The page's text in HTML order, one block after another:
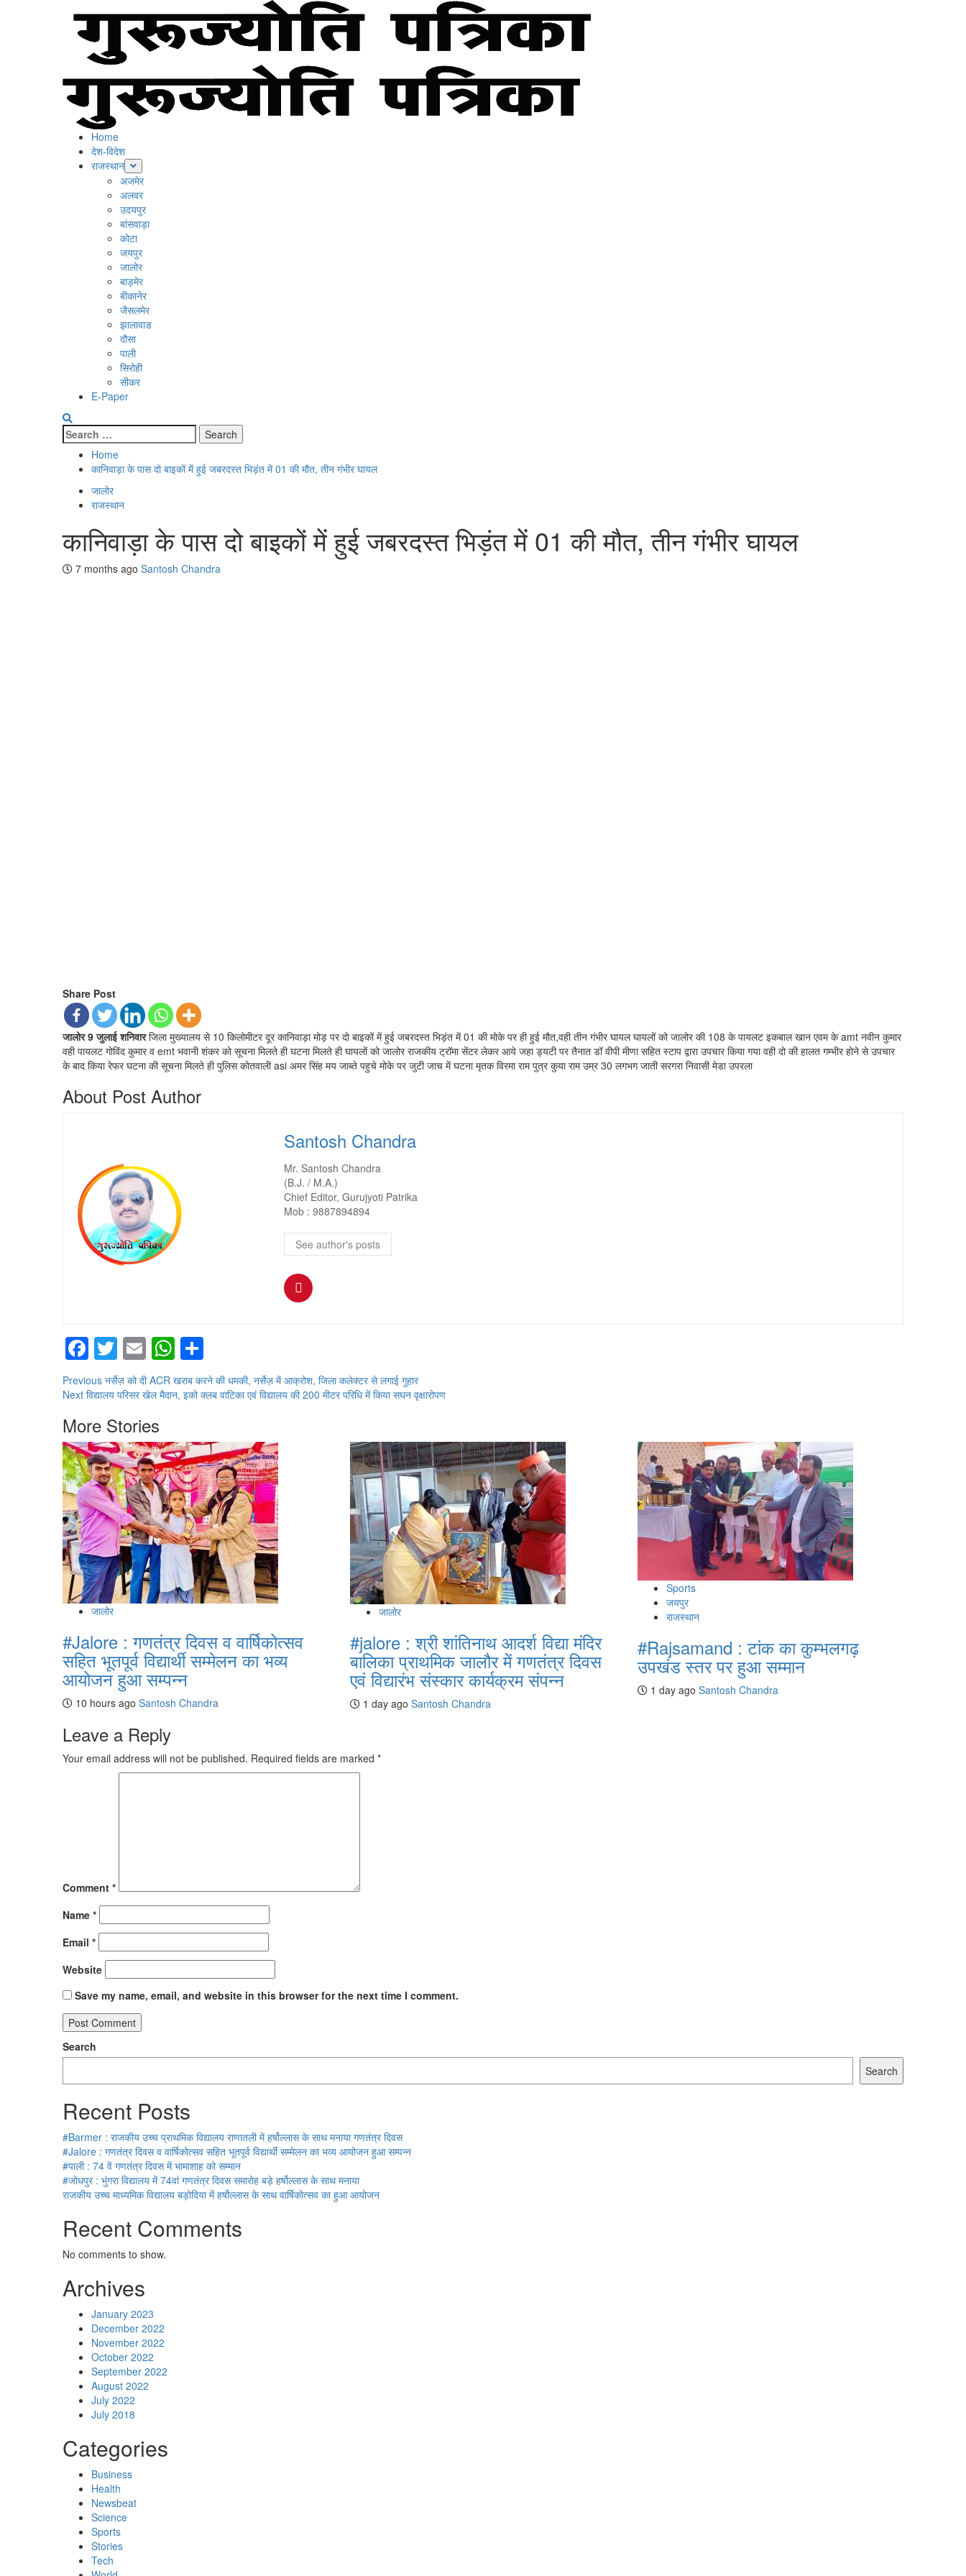
Menu
Home
देश-विदेश
राजस्थान
अजमेर
अलवर
उदयपुर
बांसवाड़ा
कोटा
जयपुर
जालोर
बाड़मेर
बीकानेर
जैसलमेर
झालावाड
दौसा
पाली
सिरोही
सीकर
E-Paper
Search
for:
Home
कानिवाड़ा के पास दो बाइकों में हुई जबरदस्त भिड़ंत में 01 की मौत, तीन गंभीर घायल
जालोर
राजस्थान
कानिवाड़ा के पास दो बाइकों में हुई जबरदस्त भिड़ंत में 01 की मौत, तीन गंभीर घायल
7 months ago Santosh Chandra
Share Post
जालोर 9 जुलाई शनिवारजिला मुख्यालय से 10 किलोमीटर दूर कानिवाड़ा मोड़ पर दो बाइकों में हुई जबरदस्त भिड़ंत में 01 की मोके पर ही हुई मौत,वही तीन गंभीर घायल घायलों को जालोर की 108 के पायलट इकबाल खान एवम के amt नवीन कुमार
वही पायलट गोविंद कुमार व emt भवानी शंकर को सूचना मिलते ही घटना मिलते ही घायलों को जालोर राजकीय ट्रॉमा सेंटर लेकर आये जहा ड्यटी पर तैनात डॉ वीपी मीणा सहित स्टाप द्वारा उपचार किया गया वही दो की हालत गम्भीर होने से उपचार
के बाद किया रेफर घटना की सूचना मिलते ही पुलिस कोतवाली asi अमर सिंह मय जाब्ते पहुचे मोके पर जुटी जाच में घटना मृतक विरमा राम पुत्र कुया राम उम्र 30 लगभग जाती सरगरा निवासी मेडा उपरला
About Post Author
Santosh Chandra
Mr. Santosh Chandra
(B.J. / M.A.)
Chief Editor, Gurujyoti Patrika
Mob : 9887894894
See author's posts
Facebook
Twitter
EmailWhatsApp
Continue
Reading
Previous नर्सेज़ को दी ACR खराब करने की धमकी, नर्सेज़ में आक्रोश, जिला कलेक्टर से लगाई गुहार
Next विद्यालय परिसर खेल मैदान, इको क्लब वाटिका एवं विद्यालय की 200 मीटर परिधि में किया सघन वृक्षारोपण
More Stories
जालोर
#Jalore : गणतंत्र दिवस व वार्षिकोत्सव
सहित भूतपूर्व विद्यार्थी सम्मेलन का भव्य
आयोजन हुआ सम्पन्न
10 hours ago Santosh Chandra
जालोर
#jalore : श्री शांतिनाथ आदर्श विद्या मंदिर
बालिका प्राथमिक जालौर में गणतंत्र दिवस
एवं विद्यारंभ संस्कार कार्यक्रम संपन्न
1 day ago Santosh Chandra
Sports
जयपुर
राजस्थान
#Rajsamand : टांक का कुम्भलगढ़
उपखंड स्तर पर हुआ सम्मान
1 day ago Santosh Chandra
Leave a Reply
Your email address will not be published. Required fields are marked *
Comment *
Name *
Email *
Website
Save my name, email, and website in this browser for the next time I comment.
Search
Search
Recent Posts
#Barmer : राजकीय उच्च प्राथमिक विद्यालय राणातली में हर्षोल्लास के साथ मनाया गणतंत्र दिवस
#Jalore : गणतंत्र दिवस व वार्षिकोत्सव सहित भूतपूर्व विद्यार्थी सम्मेलन का भव्य आयोजन हुआ सम्पन्न
#पाली : 74 वें गणतंत्र दिवस में भामाशाह को सम्मान
#जोधपुर : भुंगरा विद्यालय में 74वां गणतंत्र दिवस समारोह बड़े हर्षोल्लास के साथ मनाया
राजकीय उच्च माध्यमिक विद्यालय बड़ोदिया में हर्षोल्लास के साथ वार्षिकोत्सव का हुआ आयोजन
Recent Comments
No comments to show.
Archives
January 2023
December 2022
November 2022
October 2022
September 2022
August 2022
July 2022
July 2018
Categories
Business
Health
Newsbeat
Science
Sports
Stories
Tech